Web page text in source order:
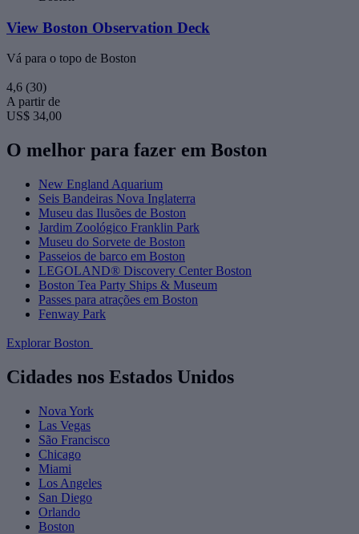
View Boston Observation Deck
Vá para o topo de Boston
4,6 (30)
A partir de
US$ 34,00
O melhor para fazer em Boston
New England Aquarium
Seis Bandeiras Nova Inglaterra
Museu das Ilusões de Boston
Jardim Zoológico Franklin Park
Museu do Sorvete de Boston
Passeios de barco em Boston
LEGOLAND® Discovery Center Boston
Boston Tea Party Ships & Museum
Passes para atrações em Boston
Fenway Park
Explorar Boston
Cidades nos Estados Unidos
Nova York
Las Vegas
São Francisco
Chicago
Miami
Los Angeles
San Diego
Orlando
Boston